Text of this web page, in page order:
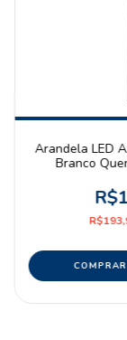
Arandela LED
Branco